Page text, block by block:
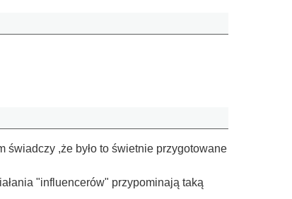
świadczy ,że było to świetnie przygotowane
"influencerów" przypominają taką